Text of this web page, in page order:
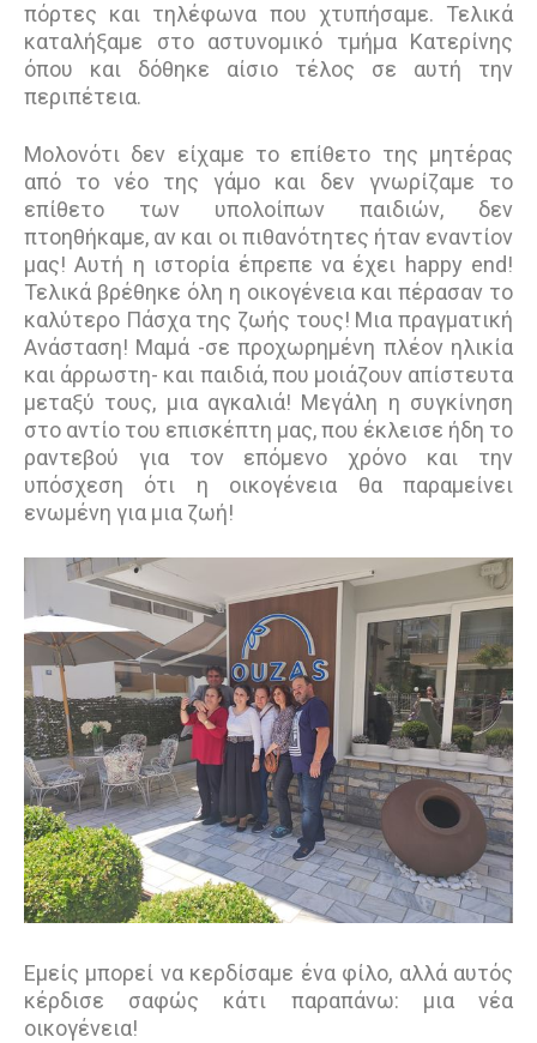
πόρτες και τηλέφωνα που χτυπήσαμε. Τελικά
καταλήξαμε στο αστυνομικό τμήμα Κατερίνης
όπου και δόθηκε αίσιο τέλος σε αυτή την
περιπέτεια.
Μολονότι δεν είχαμε το επίθετο της μητέρας
από το νέο της γάμο και δεν γνωρίζαμε το
επίθετο των υπολοίπων παιδιών, δεν
πτοηθήκαμε, αν και οι πιθανότητες ήταν εναντίον
μας! Αυτή η ιστορία έπρεπε να έχει happy end!
Τελικά βρέθηκε όλη η οικογένεια και πέρασαν το
καλύτερο Πάσχα της ζωής τους! Μια πραγματική
Ανάσταση! Μαμά -σε προχωρημένη πλέον ηλικία
και άρρωστη- και παιδιά, που μοιάζουν απίστευτα
μεταξύ τους, μια αγκαλιά! Μεγάλη η συγκίνηση
στο αντίο του επισκέπτη μας, που έκλεισε ήδη το
ραντεβού για τον επόμενο χρόνο και την
υπόσχεση ότι η οικογένεια θα παραμείνει
ενωμένη για μια ζωή!
Εμείς μπορεί να κερδίσαμε ένα φίλο, αλλά αυτός
κέρδισε σαφώς κάτι παραπάνω: μια νέα
οικογένεια!